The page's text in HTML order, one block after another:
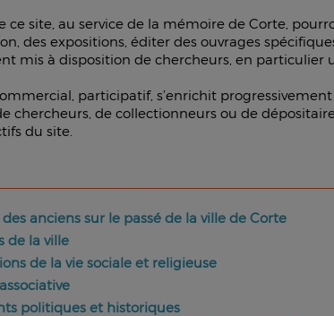
ce site, au service de la mémoire de Corte,
des expositions, éditer des ouvrages
mis à disposition de chercheurs, en particulier
participatif, s’enrichit
chercheurs, de collectionneurs ou de
du site.
anciens sur le passé de la ville de Corte
de la ville
de la vie sociale et religieuse
politiques et historiques